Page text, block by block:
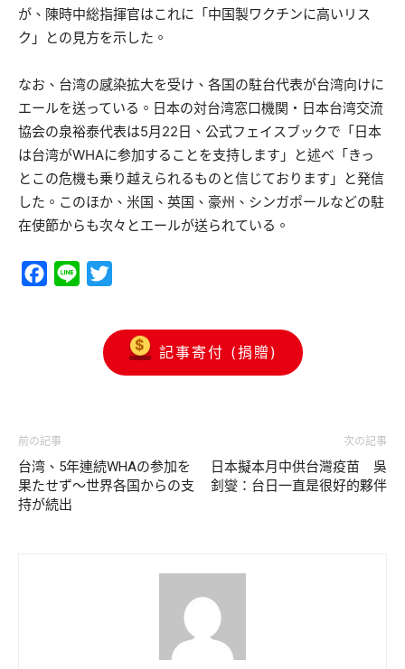
が、陳時中総指揮官はこれに「中国製ワクチンに高いリス
ク」との見方を示した。
なお、台湾の感染拡大を受け、各国の駐台代表が台湾向けに
エールを送っている。日本の対台湾窓口機関・日本台湾交流
協会の泉裕泰代表は5月22日、公式フェイスブックで「日本
は台湾がWHAに参加することを支持します」と述べ「きっ
とこの危機も乗り越えられるものと信じております」と発信
した。このほか、米国、英国、豪州、シンガポールなどの駐
在使節からも次々とエールが送られている。
Facebook
Line
記事寄付 (捐贈)
前の記事
台湾、5年連続WHAの参加を
果たせず〜世界各国からの支
持が続出
次の記事
日本擬本月中供台灣疫苗 吳
釗燮：台日一直是很好的夥伴